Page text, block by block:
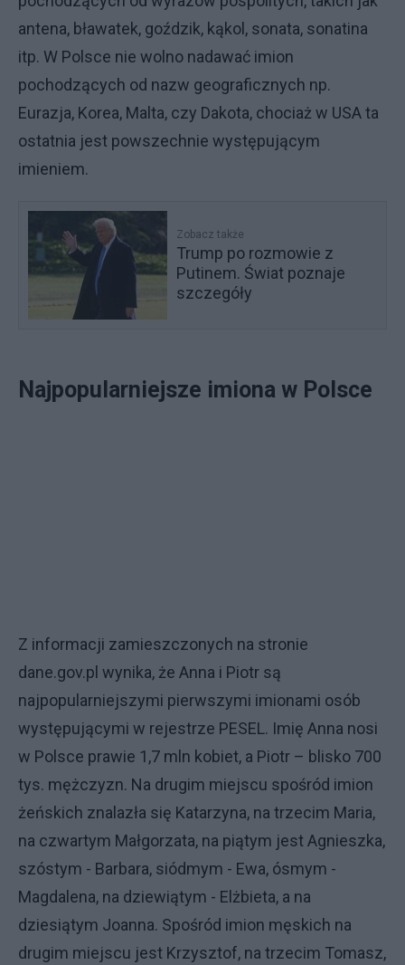
antena, bławatek, goździk, kąkol, sonata, sonatina
itp. W Polsce nie wolno nadawać imion
pochodzących od nazw geograficznych np.
Eurazja, Korea, Malta, czy Dakota, chociaż w USA ta
ostatnia jest powszechnie występującym
imieniem.
Zobacz także
Trump po rozmowie z
Putinem. Świat poznaje
szczegóły
Najpopularniejsze imiona w Polsce
Z informacji zamieszczonych na stronie
dane.gov.pl wynika, że Anna i Piotr są
najpopularniejszymi pierwszymi imionami osób
występującymi w rejestrze PESEL. Imię Anna nosi
w Polsce prawie 1,7 mln kobiet, a Piotr – blisko 700
tys. mężczyzn. Na drugim miejscu spośród imion
żeńskich znalazła się Katarzyna, na trzecim Maria,
na czwartym Małgorzata, na piątym jest Agnieszka,
szóstym - Barbara, siódmym - Ewa, ósmym -
Magdalena, na dziewiątym - Elżbieta, a na
dziesiątym Joanna. Spośród imion męskich na
drugim miejscu jest Krzysztof, na trzecim Tomasz,